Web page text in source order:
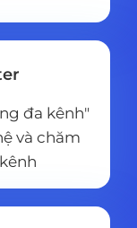
đa kênh"
và chăm